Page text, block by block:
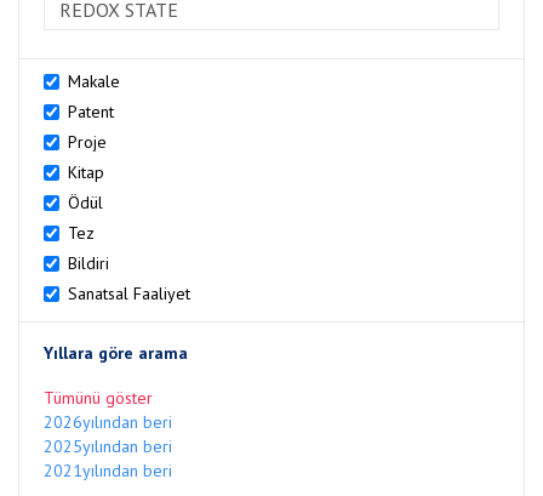
Makale
Patent
Proje
Kitap
Ödül
Tez
Bildiri
Sanatsal Faaliyet
Yıllara göre arama
Tümünü göster
2026yılından beri
2025yılından beri
2021yılından beri